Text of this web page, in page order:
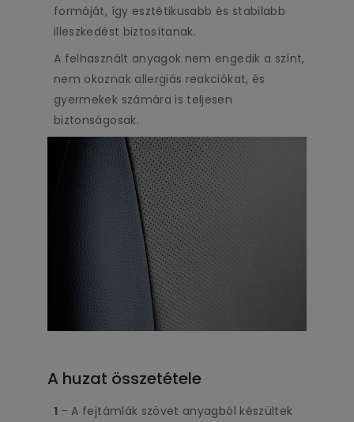
formáját, így esztétikusabb és stabilabb
illeszkedést biztosítanak.
A felhasznált anyagok nem engedik a színt,
nem okoznak allergiás reakciókat, és
gyermekek számára is teljesen
biztonságosak.
A huzat összetétele
1 - A fejtámlák szövet anyagból készültek